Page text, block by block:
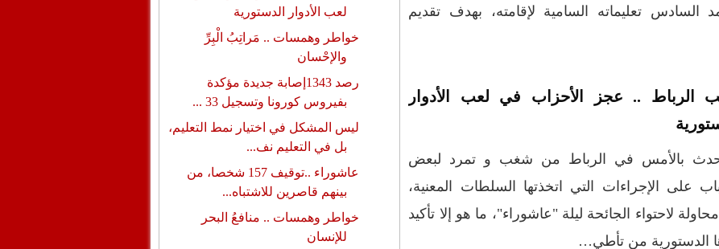
تعليماته السامية لإقامته، بهدف تقديم
الرباط .. عجز الأحزاب في لعب الأدوار
بالأمس في الرباط من شغب و تمرد لبعض
على الإجراءات التي اتخذتها السلطات المعنية،
لاحتواء الجائحة ليلة "عاشوراء"، ما هو إلا تأكيد
الدستورية من تأطي…
لعب الأدوار الدستورية
خواطر وهمسات .. مَراتِبُ الْبِرِّ
والإحْسان
رصد 1343إصابة جديدة مؤكدة
بفيروس كورونا وتسجيل 33 ...
ليس المشكل في اختيار نمط التعليم،
بل في التعليم نف...
عاشوراء ..توقيف 157 شخصا، من
بينهم قاصرين للاشتباه...
خواطر وهمسات .. منافعُ البحر
للإنسان